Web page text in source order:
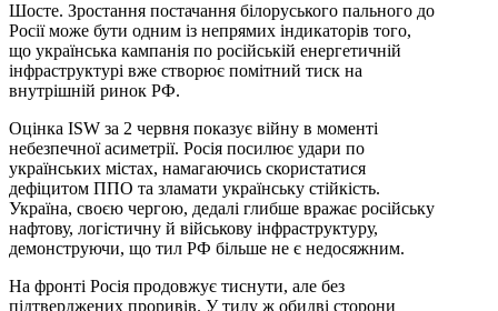
Шосте. Зростання постачання білоруського пального до
Росії може бути одним із непрямих індикаторів того,
що українська кампанія по російській енергетичній
інфраструктурі вже створює помітний тиск на
внутрішній ринок РФ.
Оцінка ISW за 2 червня показує війну в моменті
небезпечної асиметрії. Росія посилює удари по
українських містах, намагаючись скористатися
дефіцитом ППО та зламати українську стійкість.
Україна, своєю чергою, дедалі глибше вражає російську
нафтову, логістичну й військову інфраструктуру,
демонструючи, що тил РФ більше не є недосяжним.
На фронті Росія продовжує тиснути, але без
підтверджених проривів. У тилу ж обидві сторони